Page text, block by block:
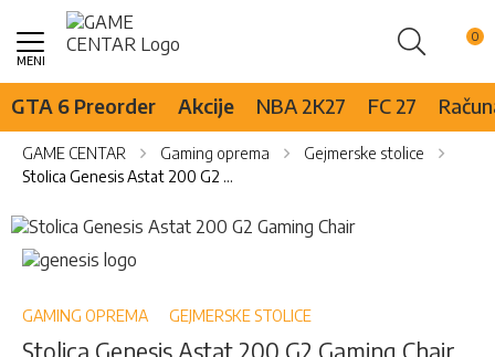
Pretraži
Skip
Content
GTA 6 Preorder Akcije NBA 2K27 FC 27
GAME CENTAR Gaming oprema
Gejmerske stolice
Stolica Genesis Astat 200 G2 Gaming Chair
Skip
to
the
of
Skip
to
beginning
GAMING OPREMA GEJMERSKE STOLICE